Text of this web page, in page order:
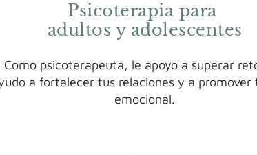
Psicoterapia para
adultos y adolescentes
Como psicoterapeuta, le apoyo a superar
a fortalecer tus relaciones y a promover
emocional.